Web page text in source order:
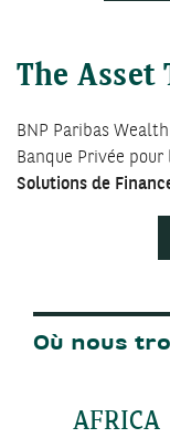
The Asset
BNP Paribas
Banque Privée pour
Solutions de
Où nous
AFRICA